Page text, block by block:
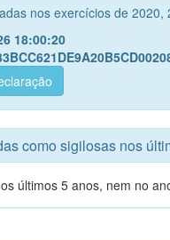
nos exercícios de
18:00:20
como sigilosas nos
últimos 5 anos, nem no